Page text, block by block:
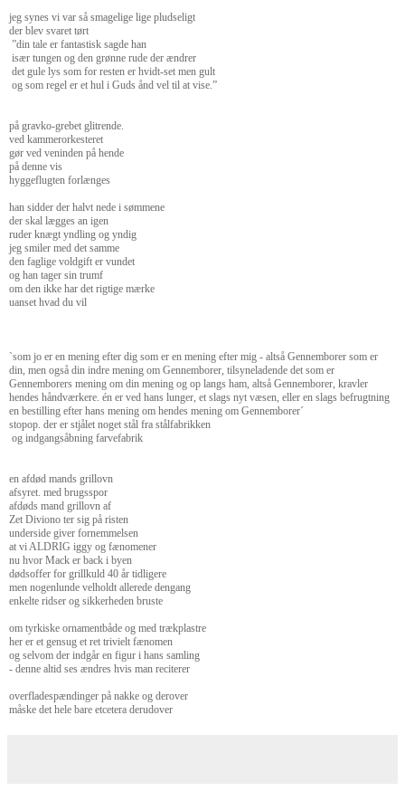
jeg synes vi var så smagelige lige pludseligt
der blev svaret tørt
”din tale er fantastisk sagde han
især tungen og den grønne rude der ændrer
det gule lys som for resten er hvidt-set men gult
og som regel er et hul i Guds ånd vel til at vise.”
på gravko-grebet glitrende.
ved kammerorkesteret
gør ved veninden på hende
på denne vis
hyggeflugten forlænges
han sidder der halvt nede i sømmene
der skal lægges an igen
ruder knægt yndling og yndig
jeg smiler med det samme
den faglige voldgift er vundet
og han tager sin trumf
om den ikke har det rigtige mærke
uanset hvad du vil
`som jo er en mening efter dig som er en mening efter mig - altså Gennemborer som er
din, men også din indre mening om Gennemborer, tilsyneladende det som er
Gennemborers mening om din mening og op langs ham, altså Gennemborer, kravler
hendes håndværkere. én er ved hans lunger, et slags nyt væsen, eller en slags befrugtning
en bestilling efter hans mening om hendes mening om Gennemborer´
stopop. der er stjålet noget stål fra stålfabrikken
og indgangsåbning farvefabrik
en afdød mands grillovn
afsyret. med brugsspor
afdøds mand grillovn af
Zet Diviono ter sig på risten
underside giver fornemmelsen
at vi ALDRIG iggy og fænomener
nu hvor Mack er back i byen
dødsoffer for grillkuld 40 år tidligere
men nogenlunde velholdt allerede dengang
enkelte ridser og sikkerheden bruste
om tyrkiske ornamentbåde og med trækplastre
her er et gensug et ret trivielt fænomen
og selvom der indgår en figur i hans samling
- denne altid ses ændres hvis man reciterer
overfladespændinger på nakke og derover
måske det hele bare etcetera derudover